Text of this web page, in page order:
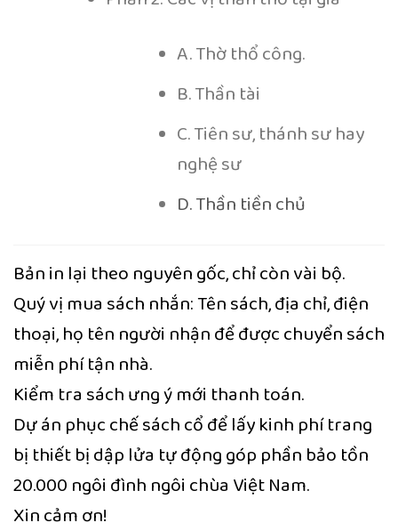
A. Thờ thổ công.
B. Thần tài
C. Tiên sư, thánh sư hay
nghệ sư
D. Thần tiền chủ
Bản in lại theo nguyên gốc, chỉ còn vài bộ.
Quý vị mua sách nhắn: Tên sách, địa chỉ, điện
thoại, họ tên người nhận để được chuyển sách
miễn phí tận nhà.
Kiểm tra sách ưng ý mới thanh toán.
Dự án phục chế sách cổ để lấy kinh phí trang
bị thiết bị dập lửa tự động góp phần bảo tồn
20.000 ngôi đình ngôi chùa Việt Nam.
Xin cảm ơn!